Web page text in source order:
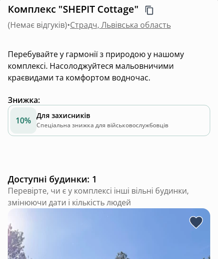
Комплекс "SHEPIT Cottage"
(Немає відгуків)•Страдч, Львівська область
Перебувайте у гармонії з природою у нашому
комплексі. Насолоджуйтеся мальовничими
краєвидами та комфортом водночас.
Знижка:
10% Для захисників
Спеціальна знижка для військовослужбовців
Доступні будинки: 1
Перевірте, чи є у комплексі інші вільні будинки,
змінюючи дати і кількість людей